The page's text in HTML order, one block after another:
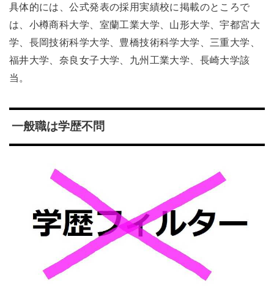
具体的には、公式発表の採用実績校に掲載のところで
は、小樽商科大学、室蘭工業大学、山形大学、宇都宮大
学、長岡技術科学大学、豊橋技術科学大学、三重大学、
福井大学、奈良女子大学、九州工業大学、長崎大学該
当。
一般職は学歴不問